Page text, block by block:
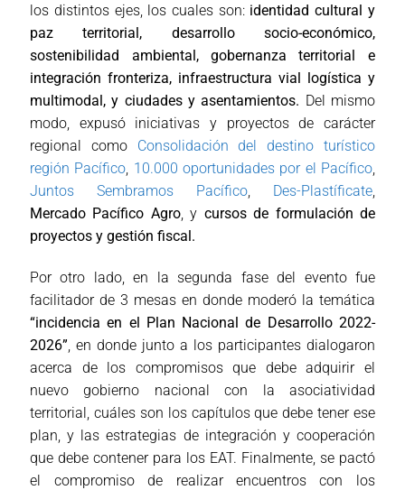
los distintos ejes, los cuales son: identidad cultural y
paz territorial, desarrollo socio-económico,
sostenibilidad ambiental, gobernanza territorial e
integración fronteriza, infraestructura vial logística y
multimodal, y ciudades y asentamientos. Del mismo
modo, expusó iniciativas y proyectos de carácter
regional como Consolidación del destino turístico
región Pacífico, 10.000 oportunidades por el Pacífico,
Juntos Sembramos Pacífico, Des-Plastíficate,
Mercado Pacífico Agro, y cursos de formulación de
proyectos y gestión fiscal.
Por otro lado, en la segunda fase del evento fue
facilitador de 3 mesas en donde moderó la temática
“incidencia en el Plan Nacional de Desarrollo 2022-
2026” , en donde junto a los participantes dialogaron
acerca de los compromisos que debe adquirir el
nuevo gobierno nacional con la asociatividad
territorial, cuáles son los capítulos que debe tener ese
plan, y las estrategias de integración y cooperación
que debe contener para los EAT. Finalmente, se pactó
el compromiso de realizar encuentros con los